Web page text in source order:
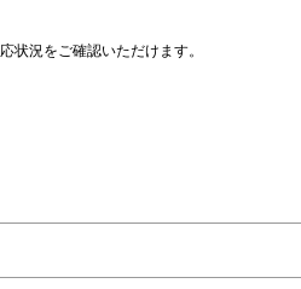
状況をご確認いただけます。